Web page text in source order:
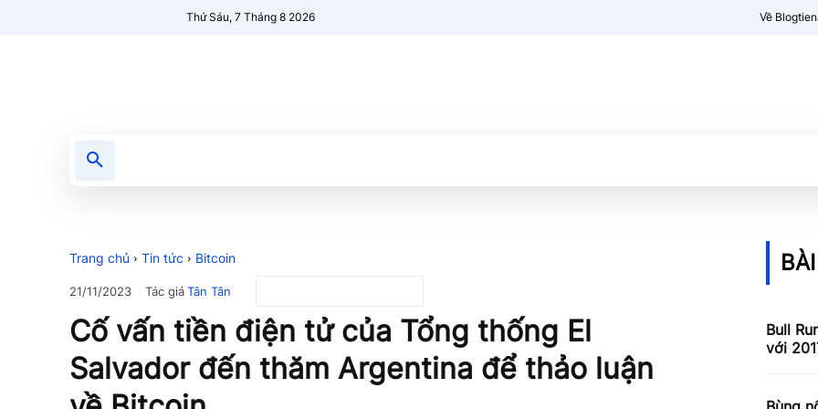
Thứ Sáu, 7 Tháng 8 2026 Về
Trang chủ Tin tức Bitcoin
21/11/2023 Tác giảTân Tân
Cố vấn tiền điện tử của Tổng thống El
Salvador đến thăm Argentina để thảo luận
Bull
với